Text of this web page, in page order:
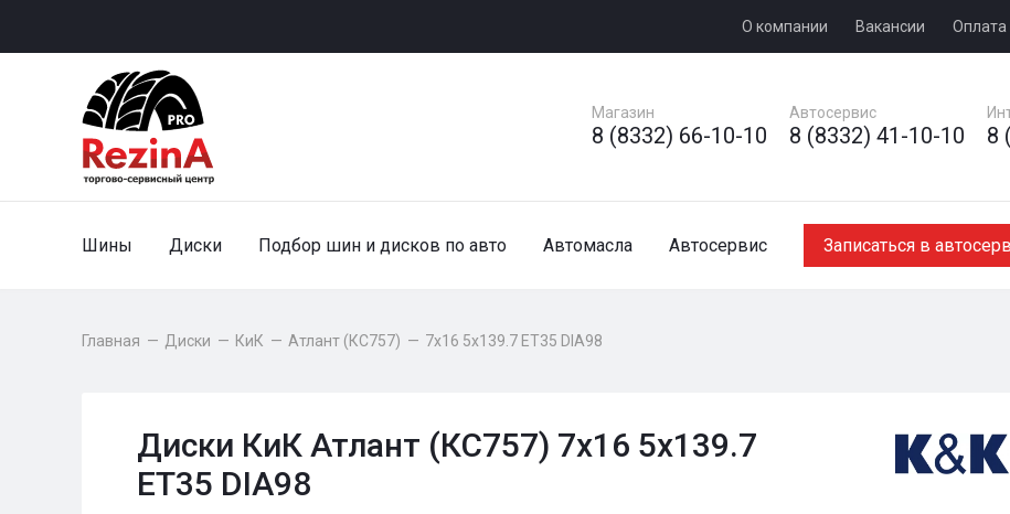
О компании Вакансии Оплата
Магазин
8 (8332) 66-10-10
Автосервис
8 (8332) 41-10-10 8
Шины Диски Подбор шин и дисков по авто Автомасла Автосервис Записаться в
Главная — Диски — КиК — Атлант (КС757) — 7x16 5x139.7 ET35 DIA98
Диски КиК Атлант (КС757) 7x16 5x139.7
ET35 DIA98